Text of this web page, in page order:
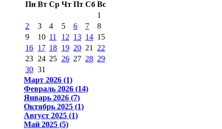
Пн Вт Ср Чт Пт Сб Вс
1
2
3 4 5 6 7
8
9
10 11 12 13 14 15
16 17 18 19 20 21
22
23 24 25 26 27 28 29
30 31
Март 2026 (1)
Февраль 2026 (14)
Январь 2026 (7)
Октябрь 2025 (1)
Август 2025 (1)
Май 2025 (5)